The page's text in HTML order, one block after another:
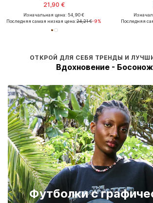
21,90 €
Изначальная цена: 54,90 €
Последняя самая низкая цена:24,21 €-9%
Последняя
ОТКРОЙ ДЛЯ СЕБЯ ТРЕНДЫ И
Вдохновение -
Футболки с